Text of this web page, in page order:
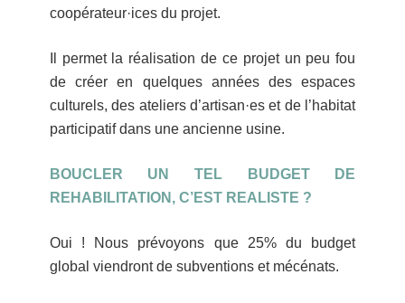
coopérateur·ices du projet.
Il permet la réalisation de ce projet un peu fou
de créer en quelques années des espaces
culturels, des ateliers d’artisan·es et de l’habitat
participatif dans une ancienne usine.
BOUCLER UN TEL BUDGET DE
REHABILITATION, C’EST REALISTE ?
Oui ! Nous prévoyons que 25% du budget
global viendront de subventions et mécénats.